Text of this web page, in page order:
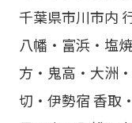
千葉県市川市内
八幡・富浜・塩
方・鬼高・大洲
切・伊勢宿 香取